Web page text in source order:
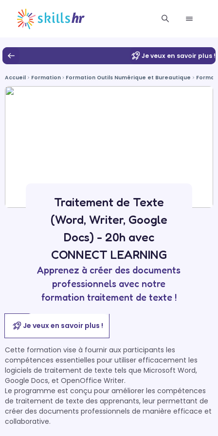
Je veux en savoir plus !
Accueil Formation Formation Outils Numérique et Bureautique
Traitement de Texte
(Word, Writer, Google
Docs) - 20h avec
CONNECT LEARNING
Apprenez à créer des documents
professionnels avec notre
formation traitement de texte !
Je veux en savoir plus !
Cette formation vise à fournir aux participants les
compétences essentielles pour utiliser efficacement les
logiciels de traitement de texte tels que Microsoft Word,
Google Docs, et OpenOffice Writer.
Le programme est conçu pour améliorer les compétences
de traitement de texte des apprenants, leur permettant de
créer des documents professionnels de manière efficace et
collaborative.